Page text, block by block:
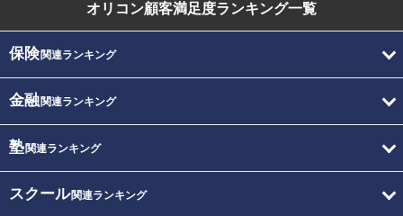
オリコン顧客満足度ランキング一覧
保険関連ランキング
金融関連ランキング
塾関連ランキング
スクール関連ランキング